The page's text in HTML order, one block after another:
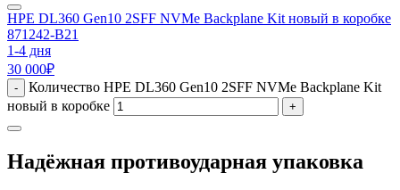
HPE DL360 Gen10 2SFF NVMe Backplane Kit новый в коробке
871242-B21
1-4 дня
30 000₽
-
Количество HPE DL360 Gen10 2SFF NVMe Backplane Kit
новый в коробке
+
Надёжная противоударная упаковка